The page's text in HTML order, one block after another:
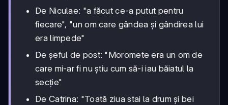
De Niculae: "a făcut ce-a putut pentru
fiecare", "un om care gândea și gândirea lui
era limpede"
De șeful de post: "Moromete era un om de
care mi-ar fi nu știu cum să-i iau băiatul la
secție"
De Catrina: "Toată ziua stai la drum și bei